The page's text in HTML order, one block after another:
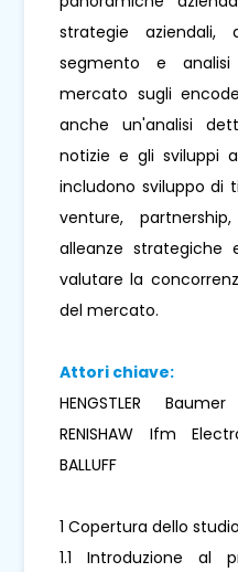
strategie
segmento e
mercato sugli
anche un'analisi
notizie e gli sviluppi
includono sviluppo di
venture,
alleanze
valutare la
del mercato.
Attori chiave:
HENGSTLER
RENISHAW Ifm
BALLUFF
1 Copertura dello studio
1.1 Introduzione al